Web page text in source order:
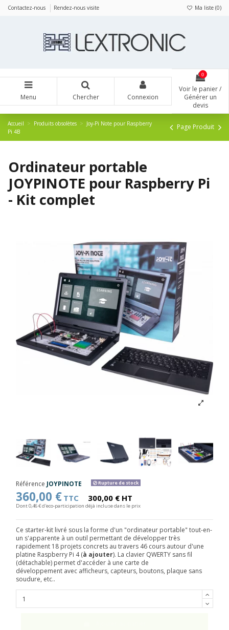
Contactez-nous Rendez-nous visite Ma liste (0)
Menu Chercher Connexion
0
Voir le panier /
Générer un
devis
Accueil Produits obsolètes
Joy-Pi Note pour Raspberry
Pi 4B
Page Produit
Ordinateur portable
JOYPINOTE pour Raspberry Pi
- Kit complet
Référence JOYPINOTE Rupture de stock
360,00 € TTC 300,00 € HT
Dont 0,46 € d'eco-participation déjà incluse dans le prix
Ce starter-kit livré sous la forme d'un "ordinateur portable" tout-en-
un s'apparente à un outil permettant de développer très
rapidement 18 projets concrets au travers 46 cours autour d'une
platine Raspberry Pi 4 (à ajouter). La clavier QWERTY sans fil
(détachable) permet d'accéder à une carte de
développement avec afficheurs, capteurs, boutons, plaque sans
soudure, etc..
Panneau de gestion des cookies